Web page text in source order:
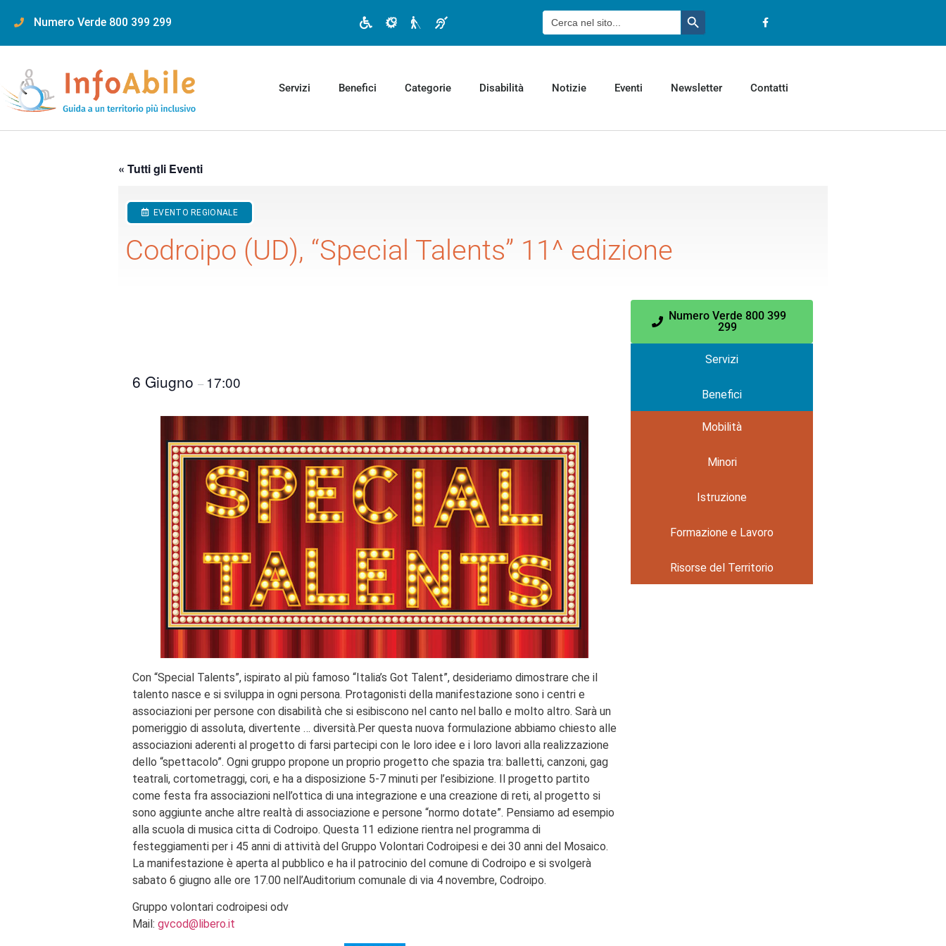
Numero Verde 800 399 299 Disabilità motoria
Disabilità cognitiva
Disabilità visiva
Cerca: Pulsante ricerca
Servizi Benefici Categorie Disabilità Notizie Eventi Newsletter Contatti
« Tutti gli Eventi
EVENTO REGIONALE
Codroipo (UD), “Special Talents” 11^ edizione
6 Giugno – 17:00
Con “Special Talents”, ispirato al più famoso “Italia’s Got Talent”, desideriamo dimostrare che il
talento nasce e si sviluppa in ogni persona. Protagonisti della manifestazione sono i centri e
associazioni per persone con disabilità che si esibiscono nel canto nel ballo e molto altro. Sarà un
pomeriggio di assoluta, divertente … diversità.Per questa nuova formulazione abbiamo chiesto alle
associazioni aderenti al progetto di farsi partecipi con le loro idee e i loro lavori alla realizzazione
dello “spettacolo”. Ogni gruppo propone un proprio progetto che spazia tra: balletti, canzoni, gag
teatrali, cortometraggi, cori, e ha a disposizione 5-7 minuti per l’esibizione. Il progetto partito
come festa fra associazioni nell’ottica di una integrazione e una creazione di reti, al progetto si
sono aggiunte anche altre realtà di associazione e persone “normo dotate”. Pensiamo ad esempio
alla scuola di musica citta di Codroipo. Questa 11 edizione rientra nel programma di
festeggiamenti per i 45 anni di attività del Gruppo Volontari Codroipesi e dei 30 anni del Mosaico.
La manifestazione è aperta al pubblico e ha il patrocinio del comune di Codroipo e si svolgerà
sabato 6 giugno alle ore 17.00 nell’Auditorium comunale di via 4 novembre, Codroipo.
Gruppo volontari codroipesi odv
Mail: gvcod@libero.it
Numero Verde 800 399
299
Servizi
Benefici
Mobilità
Minori
Istruzione
Formazione e Lavoro
Risorse del Territorio